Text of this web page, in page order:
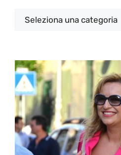
Categorie